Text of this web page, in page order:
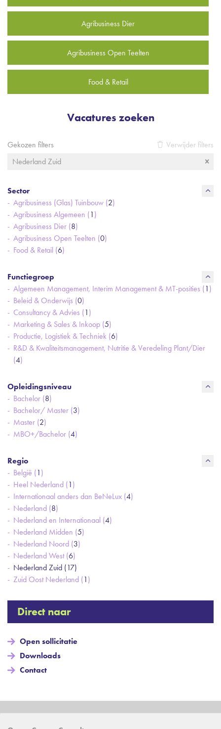
Agribusiness Dier
Agribusiness Open Teelten
Food & Retail
Vacatures zoeken
Gekozen filters
Verwijder filters
Nederland Zuid
Sector
Agribusiness (Glas) Tuinbouw (2)
Agribusiness Algemeen (1)
Agribusiness Dier (8)
Agribusiness Open Teelten (0)
Food & Retail (6)
Functiegroep
Algemeen Management, Interim Management & MT-posities (1)
Beleid & Onderwijs (0)
Consultancy & Advies (1)
Marketing & Sales & Inkoop (5)
Productie, Logistiek & Techniek (6)
R&D & Kwaliteitsmanagement, Nutritie & Veredeling Plant/Dier
(4)
Opleidingsniveau
Bachelor (8)
Bachelor/ Master (3)
Master (2)
MBO+/Bachelor (4)
Regio
België (1)
Heel Nederland (1)
Internationaal anders dan BeNeLux (4)
Nederland (8)
Nederland en Internationaal (4)
Nederland Midden (5)
Nederland Noord (3)
Nederland West (6)
Nederland Zuid (17)
Zuid Oost Nederland (1)
Direct naar
Open sollicitatie
Downloads
Contact